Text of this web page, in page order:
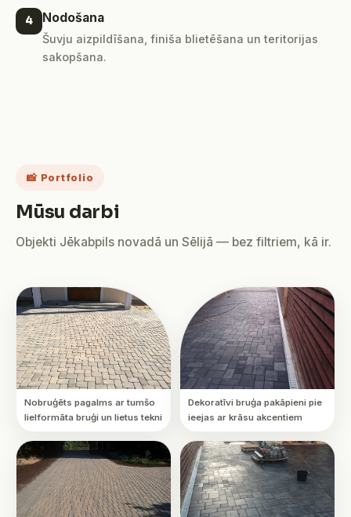
4 Nodošana
Šuvju aizpildīšana, finiša blietēšana un teritorijas
sakopšana.
📸 Portfolio
Mūsu darbi
Objekti Jēkabpils novadā un Sēlijā — bez filtriem, kā ir.
Nobruģēts pagalms ar tumšo
lielformāta bruģi un lietus tekni
Dekoratīvi bruģa pakāpieni pie
ieejas ar krāsu akcentiem